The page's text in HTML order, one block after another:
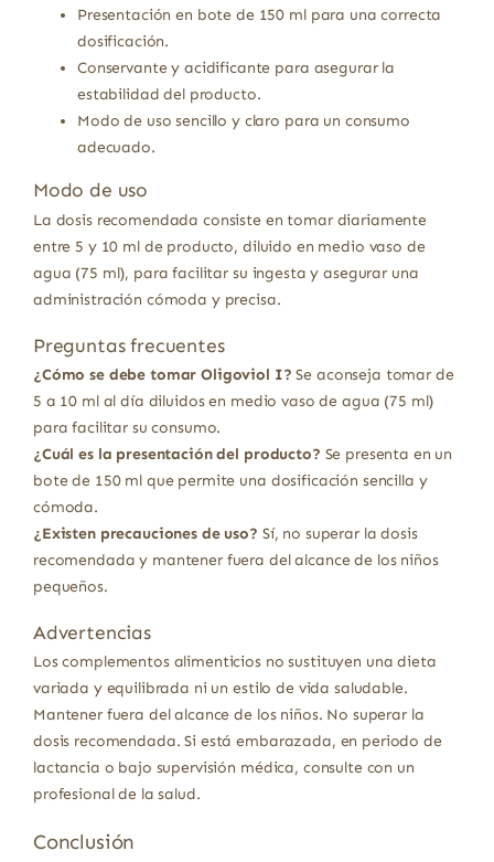
Presentación en bote de 150 ml para una correcta
dosificación.
Conservante y acidificante para asegurar la
estabilidad del producto.
Modo de uso sencillo y claro para un consumo
adecuado.
Modo de uso
La dosis recomendada consiste en tomar diariamente
entre 5 y 10 ml de producto, diluido en medio vaso de
agua (75 ml), para facilitar su ingesta y asegurar una
administración cómoda y precisa.
Preguntas frecuentes
¿Cómo se debe tomar Oligoviol I? Se aconseja tomar de
5 a 10 ml al día diluidos en medio vaso de agua (75 ml)
para facilitar su consumo.
¿Cuál es la presentación del producto? Se presenta en un
bote de 150 ml que permite una dosificación sencilla y
cómoda.
¿Existen precauciones de uso? Sí, no superar la dosis
recomendada y mantener fuera del alcance de los niños
pequeños.
Advertencias
Los complementos alimenticios no sustituyen una dieta
variada y equilibrada ni un estilo de vida saludable.
Mantener fuera del alcance de los niños. No superar la
dosis recomendada. Si está embarazada, en periodo de
lactancia o bajo supervisión médica, consulte con un
profesional de la salud.
Conclusión